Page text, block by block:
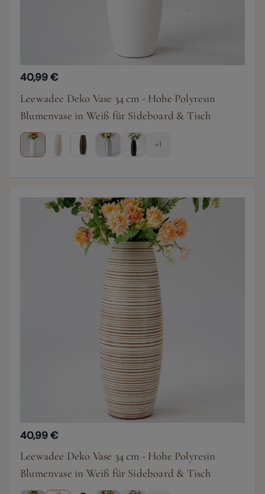
40,99 €
Leewadee Deko Vase 34 cm - Hohe Polyresin
Blumenvase in Weiß für Sideboard & Tisch
+1
40,99 €
Leewadee Deko Vase 34 cm - Hohe Polyresin
Blumenvase in Weiß für Sideboard & Tisch